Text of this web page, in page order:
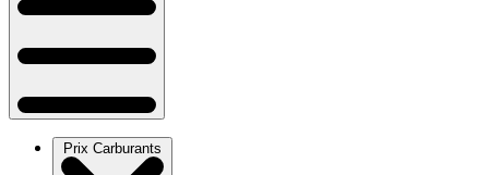
Prix Carburants